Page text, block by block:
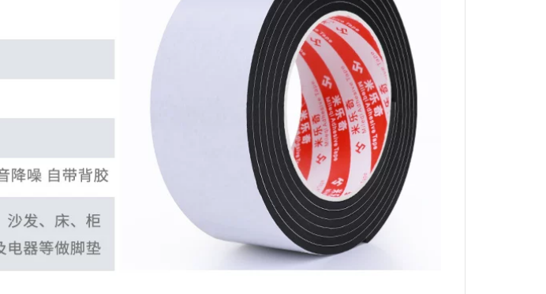
cáo rèm xốp dán
ghi ETC viscose bề
mặt tường không
đánh dấu keo bọt
biển bọt băng dính
280,000
Bọt keo hai mặt, bọt
biển đen EVA chắc
chắn, trang trí nhà